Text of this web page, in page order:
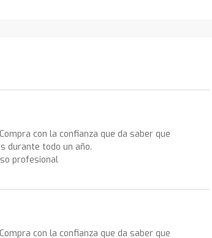
con la confianza que da saber que
durante todo un año.
profesional
con la confianza que da saber que